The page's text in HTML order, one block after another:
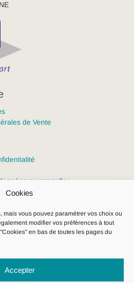
Cookies
mais vous pouvez paramétrer vos choix ou
modifier vos préférences à tout
en bas de toutes les pages du
Accepter
de Vente
personnelles
réservés